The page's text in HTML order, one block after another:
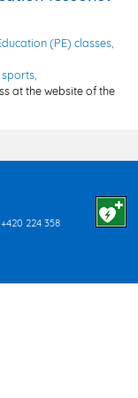
(PE) classes,
at the website of the
224 358